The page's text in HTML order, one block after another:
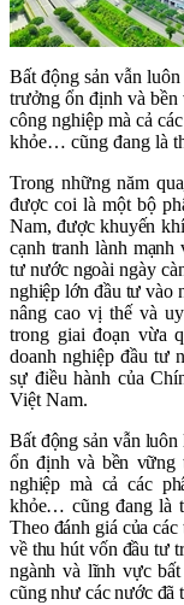
Bất động sản vẫn
trưởng ổn định và
công nghiệp mà cả
khỏe… cũng đang là
Trong những năm
được coi là một bộ
Nam, được khuyến
cạnh tranh lành
tư nước ngoài ngày
nghiệp lớn đầu tư vào
nâng cao vị thế và
trong giai đoạn vừa
doanh nghiệp đầu tư
sự điều hành của
Việt Nam.
Bất động sản vẫn
ổn định và bền vững
nghiệp mà cả các
khỏe… cũng đang là
Theo đánh giá của
về thu hút vốn đầu tư
ngành và lĩnh vực
cũng như các nước đã